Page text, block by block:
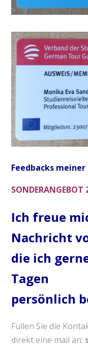
Feedbacks
Ich freue
Nachricht
die ich
Tagen
persönlich
Füllen Sie die
direkt eine mail an: